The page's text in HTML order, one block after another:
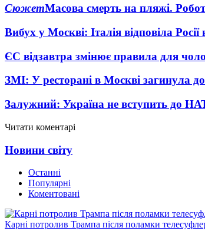
СюжетМасова смерть на пляжі.
Вибух у Москві: Італія відповіла Росії
ЄС відзавтра змінює правила для
ЗМІ: У ресторані в Москві загинула
Залужний: Україна не вступить до
Читати коментарі
Новини світу
Останні
Популярні
Коментовані
Карні потролив Трампа після поламки